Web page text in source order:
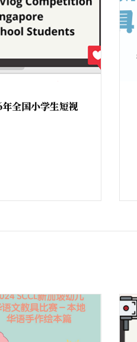
全国小学生短视